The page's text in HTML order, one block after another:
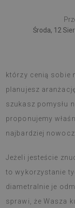
Środa, 12
którzy cenią sobie
planujesz
szukasz pomysłu
proponujemy
najbardziej
Jeżeli jesteście
to wykorzystanie
diametralnie je
sprawi, że Wasza